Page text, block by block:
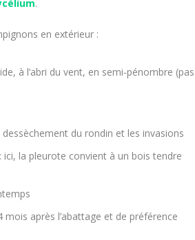
.
en extérieur :
à l’abri du vent, en semi-pénombre (pas
du rondin et les invasions
la pleurote convient à un bois tendre
après l’abattage et de préférence